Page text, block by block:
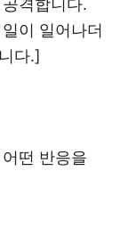
격합니다.
이 일어나더
다.]
떤 반응을